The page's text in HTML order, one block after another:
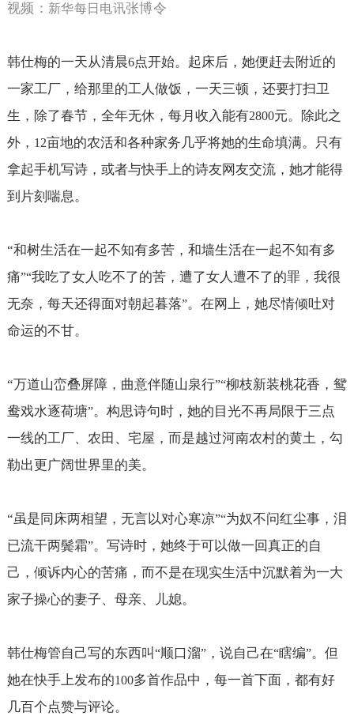
视频： 新华每日电讯张博令
韩仕梅的一天从清晨6点开始。起床后，她便赶去附近的
一家工厂，给那里的工人做饭，一天三顿，还要打扫卫
生，除了春节，全年无休，每月收入能有2800元。除此之
外， 12亩地的农活和各种家务几乎将她的生命填满。只有
拿起手机写诗，或者与快手上的诗友网友交流，她才能得
到片刻喘息。
“和树生活在一起不知有多苦，和墙生活在一起不知有多
痛”“我吃了女人吃不了的苦，遭了女人遭不了的罪，我很
无奈，每天还得面对朝起暮落”。在网上，她尽情倾吐对
命运的不甘。
“万道山峦叠屏障，曲意伴随山泉行”“柳枝新装桃花香，鸳
鸯戏水逐荷塘”。构思诗句时，她的目光不再局限于三点
一线的工厂、农田、宅屋，而是越过河南农村的黄土，勾
勒出更广阔世界里的美。
“虽是同床两相望，无言以对心寒凉”“为奴不问红尘事，泪
已流干两鬓霜”。写诗时，她终于可以做一回真正的自
己，倾诉内心的苦痛，而不是在现实生活中沉默着为一大
家子操心的妻子、母亲、儿媳。
韩仕梅管自己写的东西叫“顺口溜”，说自己在“瞎编”。但
她在快手上发布的100多首作品中，每一首下面，都有好
几百个点赞与评论。